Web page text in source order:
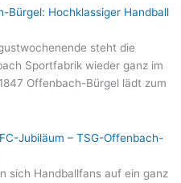
Bürgel: Hochklassiger Handball
steht die
Sportfabrik wieder ganz im
Offenbach-Bürgel lädt zum
Jubiläum – TSG-Offenbach-
sich Handballfans auf ein ganz